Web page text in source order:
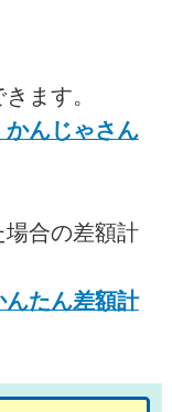
ます。
んじゃさん
場合の差額計
たん差額計